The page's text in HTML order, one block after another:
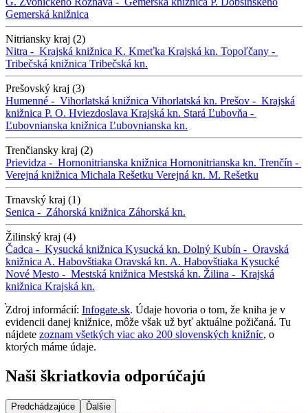
Gemerská knižnica
Nitriansky kraj (2)
Nitra - Krajská knižnica K. Kmeťka Krajská kn. Topoľčany -
Tribečská knižnica Tribečská kn.
Prešovský kraj (3)
Humenné - Vihorlatská knižnica Vihorlatská kn. Prešov - Krajská
knižnica P. O. Hviezdoslava Krajská kn. Stará Ľubovňa -
Ľubovnianska knižnica Ľubovnianska kn.
Trenčiansky kraj (2)
Prievidza - Hornonitrianska knižnica Hornonitrianska kn. Trenčín -
Verejná knižnica Michala Rešetku Verejná kn. M. Rešetku
Trnavský kraj (1)
Senica - Záhorská knižnica Záhorská kn.
Žilinský kraj (4)
Čadca - Kysucká knižnica Kysucká kn. Dolný Kubín - Oravská
knižnica A. Habovštiaka Oravská kn. A. Habovštiaka Kysucké
Nové Mesto - Mestská knižnica Mestská kn. Žilina - Krajská
knižnica Krajská kn.
Zdroj informácií: Infogate.sk. Údaje hovoria o tom, že kniha je v
evidencii danej knižnice, môže však už byť aktuálne požičaná. Tu
nájdete zoznam všetkých viac ako 200 slovenských knižníc, o
ktorých máme údaje.
Naši škriatkovia odporúčajú
Predchádzajúce Ďalšie